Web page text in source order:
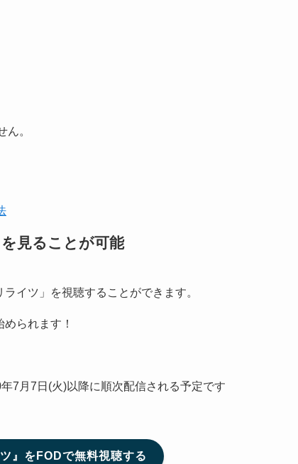
。
見ることが可能
イツ」を視聴することができます。
られます！
7月7日(火)以降に順次配信される予定です
』をFODで無料視聴する